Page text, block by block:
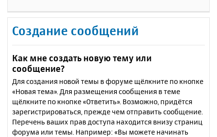
Создание сообщений
Как мне создать новую тему или
сообщение?
Для создания новой темы в форуме щёлкните по кнопке
«Новая тема». Для размещения сообщения в теме
щёлкните по кнопке «Ответить». Возможно, придётся
зарегистрироваться, прежде чем отправить сообщение.
Перечень ваших прав доступа находится внизу страниц
форума или темы. Например: «Вы можете начинать